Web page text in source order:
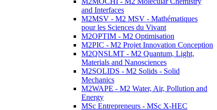
and Interfaces
M2MSV - M2 MSV - Mathématiques
pour les Sciences du Vivant
M2OPTIM - M2 Optimisation
M2PIC - M2 Projet Innovation Conception
M2QNSLMT - M2 Quantum, Light,
Materials and Nanosciences
M2SOLIDS - M2 Solids - Solid
Mechanics
M2WAPE - M2 Water, Air, Pollution and
Energy
MSc Entrepreneurs - MSc X-HEC